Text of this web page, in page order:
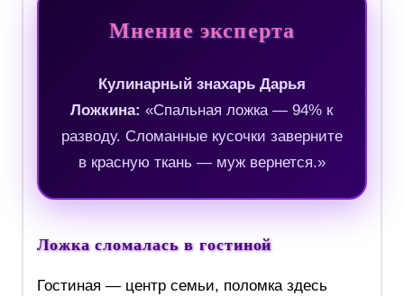
Мнение эксперта
Кулинарный знахарь Дарья
Ложкина: «Спальная ложка — 94% к
разводу. Сломанные кусочки заверните
в красную ткань — муж вернется.»
Ложка сломалась в гостиной
Гостиная — центр семьи, поломка здесь